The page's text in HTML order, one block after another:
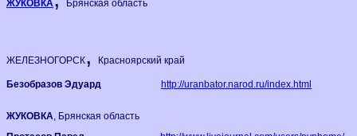
ЖУКОВКА Брянская область
ЖЕЛЕЗНОГОРСК, Красноярский край
Безобразов Эдуард http://uranbator.narod.ru/index.html
ЖУКОВКА, Брянская область